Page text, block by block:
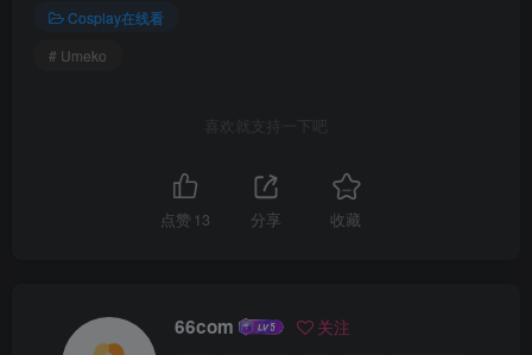
Cosplay在线看
# Umeko
喜欢就支持一下吧
点赞 13 分享 收藏
66com 关注